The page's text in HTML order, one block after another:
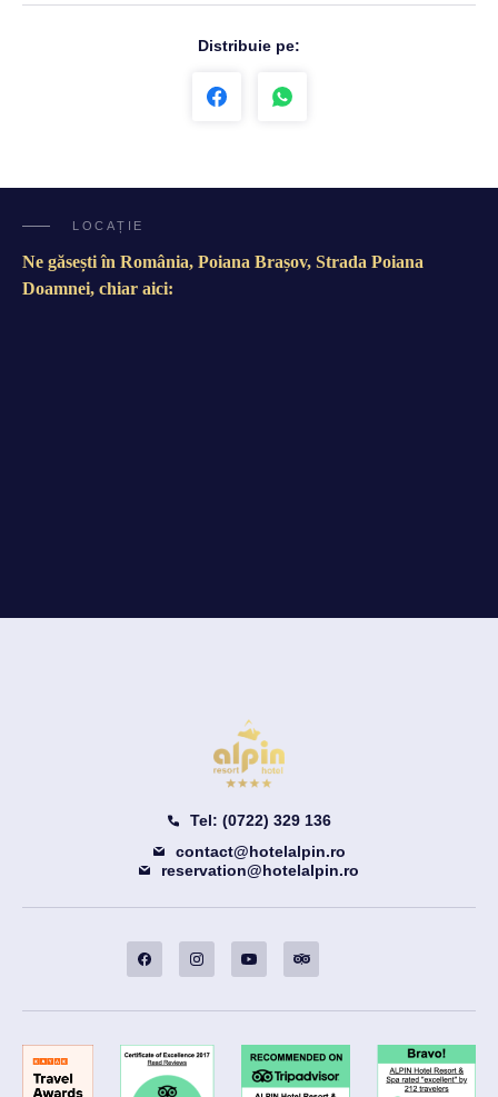
Distribuie pe:
LOCAȚIE
Ne găsești în România, Poiana Brașov, Strada Poiana
Doamnei, chiar aici:
Tel: (0722) 329 136
contact@hotelalpin.ro
reservation@hotelalpin.ro